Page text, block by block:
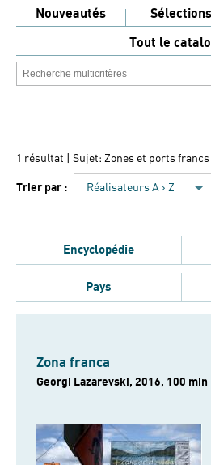
Nouveautés Sélections
Tout le
1 résultat | Sujet: Zones et ports
Trier par : Réalisateurs A › Z
Encyclopédie
Pays
Zona franca
Georgi Lazarevski, 2016, 100 min